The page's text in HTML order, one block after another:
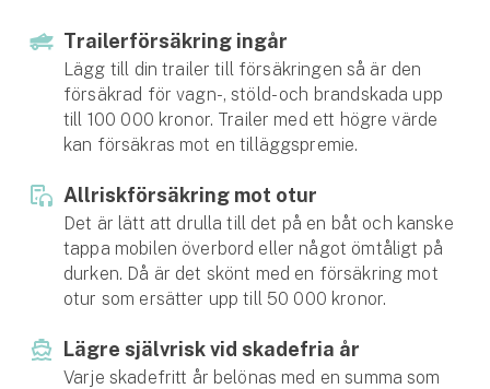
Jakthundsförsäkring
Kattförsäkring
Hem & hus
Hemförsäkring
Villaförsäkring
Bostadsrättsförsäkring
Trailerförsäkring ingår
Lägg till din trailer till försäkringen så är den
försäkrad för vagn-, stöld- och brand­skada upp
till 100 000 kronor. Trailer med ett högre värde
kan försäkras mot en tilläggspremie.
Allrisk­försäkring mot otur
Det är lätt att drulla till det på en båt och kanske
tappa mobilen överbord eller något ömtåligt på
durken. Då är det skönt med en försäkring mot
otur som ersätter upp till 50 000 kronor.
Lägre självrisk vid skadefria år
Varje skadefritt år belönas med en summa som